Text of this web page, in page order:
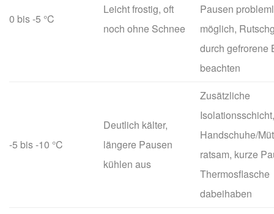
0 bis -5 °C
Leicht frostig, oft
noch ohne Schnee
Pausen
möglich,
durch gefrorene
beachten
-5 bis -10 °C
Deutlich kälter,
längere Pausen
kühlen aus
Zusätzliche
Isolationsschicht,
Handschuhe/
ratsam, kurze
Thermosflasche
dabeihaben